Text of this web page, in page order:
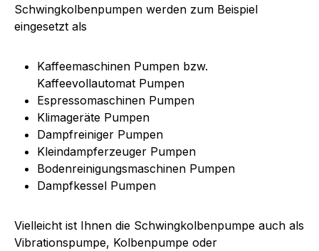
Schwingkolbenpumpen werden zum Beispiel
eingesetzt als
Kaffeemaschinen Pumpen bzw.
Kaffeevollautomat Pumpen
Espressomaschinen Pumpen
Klimageräte Pumpen
Dampfreiniger Pumpen
Kleindampferzeuger Pumpen
Bodenreinigungsmaschinen Pumpen
Dampfkessel Pumpen
Vielleicht ist Ihnen die Schwingkolbenpumpe auch als
Vibrationspumpe, Kolbenpumpe oder